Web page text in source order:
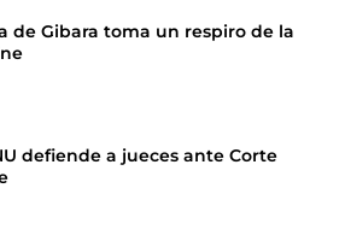
de Gibara toma un respiro de la
defiende a jueces ante Corte